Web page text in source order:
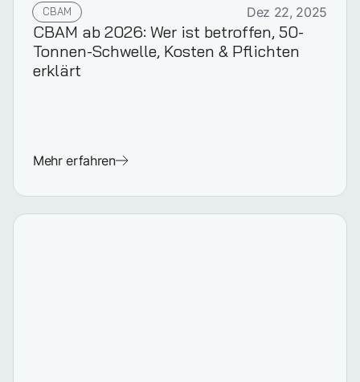
CBAM Dez 22, 2025
CBAM ab 2026: Wer ist betroffen, 50-
Tonnen-Schwelle, Kosten & Pflichten
erklärt
Mehr erfahren